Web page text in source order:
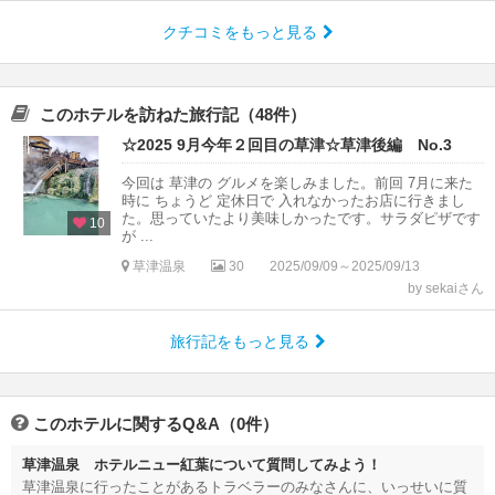
クチコミをもっと見る
このホテルを訪ねた旅行記（48件）
10
☆2025 9月今年２回目の草津☆草津後編 No.3
今回は 草津の グルメを楽しみました。前回 7月に来た
時に ちょうど 定休日で 入れなかったお店に行きまし
た。思っていたより美味しかったです。サラダピザです
が ...
草津温泉 30
2025/09/09～2025/09/13
by sekaiさん
旅行記をもっと見る
このホテルに関するQ&A（0件）
草津温泉 ホテルニュー紅葉について質問してみよう！
草津温泉に行ったことがあるトラベラーのみなさんに、いっせいに質